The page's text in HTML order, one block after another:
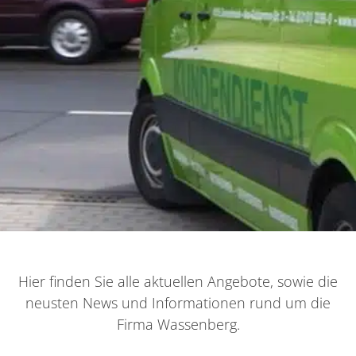
Hier finden Sie alle aktuellen Angebote, sowie die
neusten News und Informationen rund um die
Firma Wassenberg.